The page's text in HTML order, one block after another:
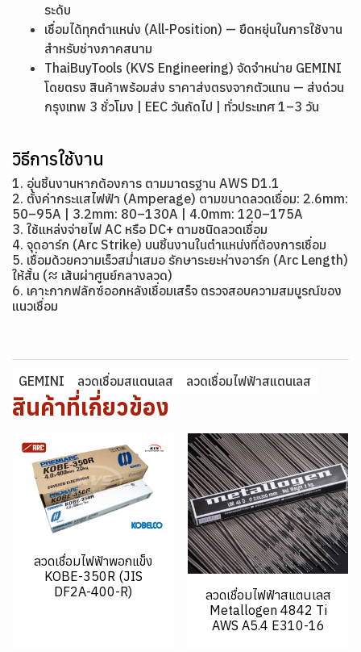
ระดับ
เชื่อมได้ทุกตำแหน่ง (All-Position) — ยืดหยุ่นในการใช้งาน
สำหรับช่างภาคสนาม
ThaiBuyTools (KVS Engineering) จัดจำหน่าย GEMINI
โดยตรง สินค้าพร้อมส่ง ราคาส่งตรงจากตัวแทน — ส่งด่วน
กรุงเทพ 3 ชั่วโมง | EEC วันถัดไป | ทั่วประเทศ 1–3 วัน
วิธีการใช้งาน
1. อุ่นชิ้นงานหากต้องการ ตามมาตรฐาน AWS D1.1
2. ตั้งค่ากระแสไฟฟ้า (Amperage) ตามขนาดลวดเชื่อม: 2.6mm:
50–95A | 3.2mm: 80–130A | 4.0mm: 120–175A
3. ใช้แหล่งจ่ายไฟ AC หรือ DC+ ตามชนิดลวดเชื่อม
4. จุดอาร์ก (Arc Strike) บนชิ้นงานในตำแหน่งที่ต้องการเชื่อม
5. เชื่อมด้วยความเร็วสม่ำเสมอ รักษาระยะห่างอาร์ก (Arc Length)
ให้สั้น (≈ เส้นผ่าศูนย์กลางลวด)
6. เคาะกากฟลักซ์ออกหลังเชื่อมเสร็จ ตรวจสอบความสมบูรณ์ของ
แนวเชื่อม
GEMINI ลวดเชื่อมสแตนเลส ลวดเชื่อมไฟฟ้าสแตนเลส
สินค้าที่เกี่ยวข้อง
ลวดเชื่อมไฟฟ้าพอกแข็ง
KOBE-350R (JIS
DF2A-400-R)
ลวดเชื่อมไฟฟ้าสแตนเลส
Metallogen 4842 Ti
AWS A5.4 E310-16